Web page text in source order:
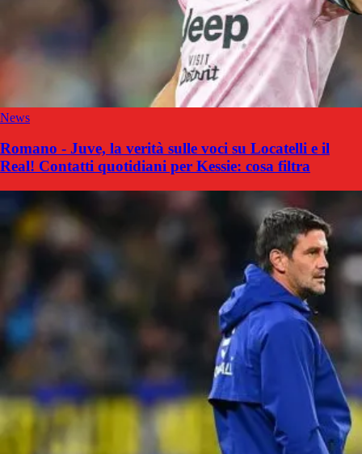
News
Romano - Juve, la verità sulle voci su Locatelli e il
Real! Contatti quotidiani per Kessie: cosa filtra